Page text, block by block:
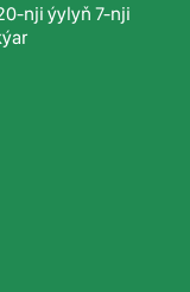
nji ýylyň 7-nji